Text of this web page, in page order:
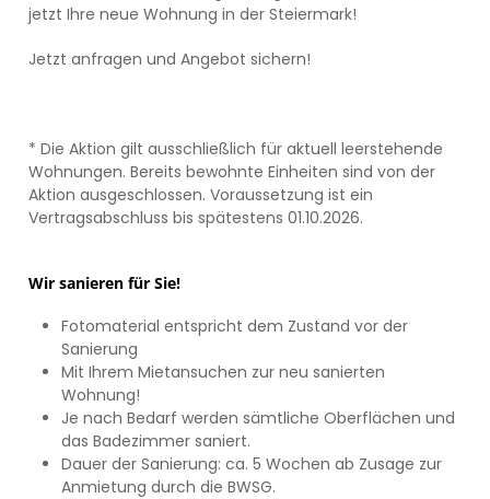
jetzt Ihre neue Wohnung in der Steiermark!
Jetzt anfragen und Angebot sichern!
* Die Aktion gilt ausschließlich für aktuell leerstehende
Wohnungen. Bereits bewohnte Einheiten sind von der
Aktion ausgeschlossen. Voraussetzung ist ein
Vertragsabschluss bis spätestens 01.10.2026.
Wir sanieren für Sie!
Fotomaterial entspricht dem Zustand vor der
Sanierung
Mit Ihrem Mietansuchen zur neu sanierten
Wohnung!
Je nach Bedarf werden sämtliche Oberflächen und
das Badezimmer saniert.
Dauer der Sanierung: ca. 5 Wochen ab Zusage zur
Anmietung durch die BWSG.